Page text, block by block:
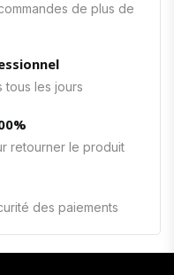
de plus de
tous les jours
retourner le produit
des paiements